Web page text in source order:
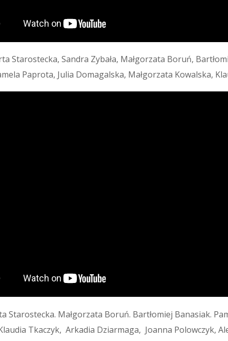
Starostecka, Sandra Zybała, Małgorzata Boruń,
Paprota, Julia Domagalska, Małgorzata Kowalska,
Starostecka. Małgorzata Boruń. Bartłomiej Banasiak.
Tkaczyk, Arkadia Dziarmaga, Joanna Polowczyk,